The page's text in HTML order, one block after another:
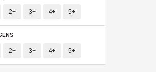
2+ 3+ 4+ 5+
2+ 3+ 4+ 5+